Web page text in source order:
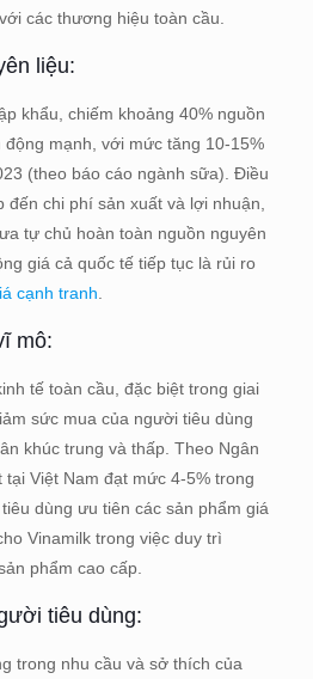
các thương hiệu toàn cầu.
liệu:
khẩu, chiếm khoảng 40% nguồn
động mạnh, với mức tăng 10-15%
(theo báo cáo ngành sữa). Điều
chi phí sản xuất và lợi nhuận,
tự chủ hoàn toàn nguồn nguyên
giá cả quốc tế tiếp tục là rủi ro
cạnh tranh
mô:
tế toàn cầu, đặc biệt trong giai
sức mua của người tiêu dùng
khúc trung và thấp. Theo Ngân
Việt Nam đạt mức 4-5% trong
dùng ưu tiên các sản phẩm giá
Vinamilk trong việc duy trì
phẩm cao cấp.
tiêu dùng:
trong nhu cầu và sở thích của